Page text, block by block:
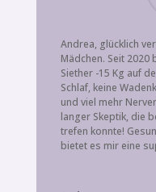
Andrea, glücklich
Mädchen. Seit 2020
Siether -15 Kg auf
Schlaf, keine
und viel mehr
langer Skeptik, die
trefen konnte!
bietet es mir eine